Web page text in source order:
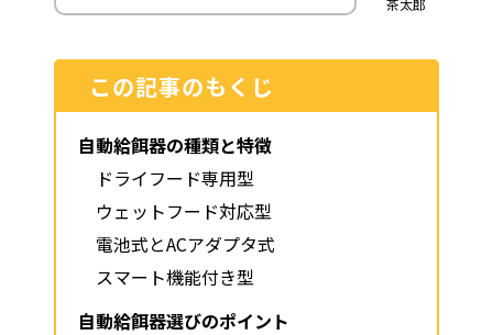
茶太郎
この記事のもくじ
自動給餌器の種類と特徴
ドライフード専用型
ウェットフード対応型
電池式とACアダプタ式
スマート機能付き型
自動給餌器選びのポイント